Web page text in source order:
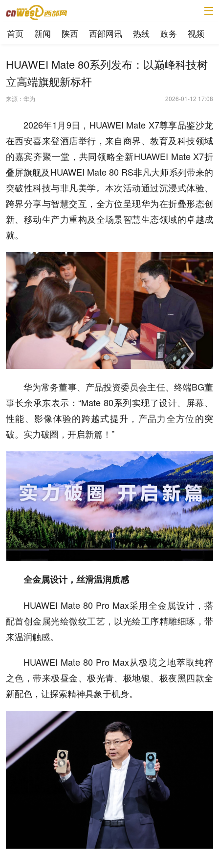
首页 新闻 陕西 西部网讯 热线 政务 视频
HUAWEI Mate 80系列发布：以巅峰科技树
立高端旗舰新标杆
来源：华为 2026-01-12 17:08
2026年1月9日，HUAWEI Mate X7尊享品鉴沙龙
在西安喜来登酒店举行，来自商界、教育及科技领域
的嘉宾齐聚一堂，共同领略全新HUAWEI Mate X7折
叠屏旗舰及HUAWEI Mate 80 RS非凡大师系列带来的
突破性科技与非凡美学。本次活动通过沉浸式体验、
跨界分享与智慧交互，全方位呈现华为在折叠形态创
新、移动生产力重构及全场景智慧生态领域的卓越成
就。
华为常务董事、产品投资委员会主任、终端BG董
事长余承东表示：“Mate 80系列实现了设计、屏幕、
性能、影像体验的跨越式提升，产品力全方位的突
破。实力破圈，开启新篇！”
全金属设计，丝滑温润质感
HUAWEI Mate 80 Pro Max采用全金属设计，搭
配首创金属光绘微纹工艺，以光绘工序精雕细琢，带
来温润触感。
HUAWEI Mate 80 Pro Max从极境之地萃取纯粹
之色，带来极昼金、极光青、极地银、极夜黑四款全
新配色，让探索精神具象于机身。